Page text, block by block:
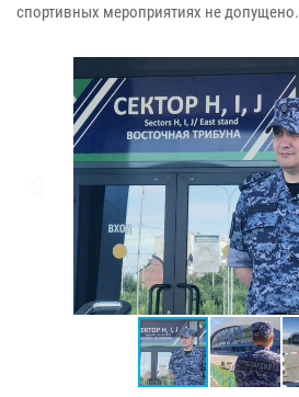
спортивных мероприятиях не допущено.